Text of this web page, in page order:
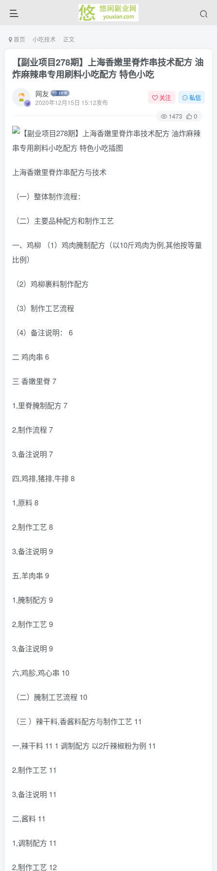
首页 小吃技术 正文
【副业项目278期】上海香嫩里脊炸串技术配方 油
炸麻辣串专用刷料小吃配方 特色小吃
网友
2020年12月15日 15:12发布
关注 私信
1473 0
上海香嫩里脊炸串配方与技术
（一）整体制作流程：
（二）主要品种配方和制作工艺
一、鸡柳 （1）鸡肉腌制配方（以10斤鸡肉为例,其他按等量
比例）
（2）鸡柳裹料制作配方
（3）制作工艺流程
（4）备注说明： 6
二 鸡肉串 6
三 香嫩里脊 7
1,里脊腌制配方 7
2,制作流程 7
3,备注说明 7
四,鸡排,猪排,牛排 8
1,原料 8
2,制作工艺 8
3,备注说明 9
五,羊肉串 9
1,腌制配方 9
2,制作工艺 9
3,备注说明 9
六,鸡胗,鸡心串 10
（二）腌制工艺流程 10
（三 ）辣干料,香酱料配方与制作工艺 11
一,辣干料 11 1 调制配方 以2斤辣椒粉为例 11
2,制作工艺 11
3,备注说明 11
二,酱料 11
1,调制配方 11
2,制作工艺 12